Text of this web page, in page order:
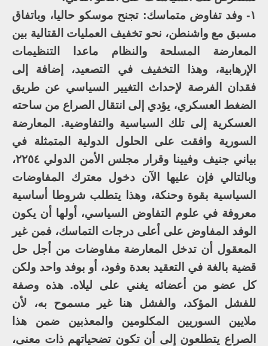
١- وفد تفاوض متماسك: تجنح موسكو حاليا، وباتفاق
مسبق مع واشنطن، نحو تخفيف العمليات القتالية بين
المعارضة المسلحة والنظام ماعدا التنظيمات
الإرهابية، وهذا التخفيف في التصعيد، إضافة إلى
فقدان الفرصة لإحداث التغيير السياسي عن طريق
الضغط العسكري، يؤدي إلى انتقال الصراع من ساحته
العسكرية إلى تلك السياسية والتفاوضية. المعارضة
السورية وافقت على الحلول الدولية المتمثلة في
بياني جنيف وفيينا وقرار مجلس الأمن الدولي ٢٢٥٤،
وبالتالي فإن عليها الآن دخول معترك المفاوضات
السياسية بقوة وحنكة، وهذا يتطلب شروطا أساسية
معروفة في علوم التفاوض السياسي، أولها أن يكون
الوفد المفاوض على أعلى درجات التماسك، فمن غير
المعقول أن تدخل المعارضة مفاوضات من أجل حل
قضية بالغة في التعقيد بعدة وفود، أو بوفد واحد ولكن
كل عضو من أعضائه يغني على ليلاه. هذه وصفة
للفشل المؤكد، والفشل هنا غير مسموح به، لأن
ملايين السوريين المكلومين والمعذبين ضمن هذا
الصراع يتطلعون إلى أن تكون تضحياتهم ذات معنى،